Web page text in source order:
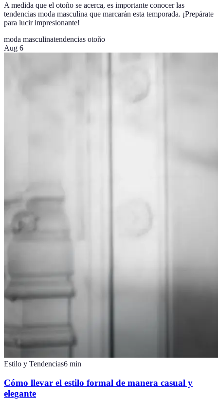
A medida que el otoño se acerca, es importante conocer las
tendencias moda masculina que marcarán esta temporada. ¡Prepárate
para lucir impresionante!
moda masculinatendencias otoño
Aug 6
Estilo y Tendencias6 min
Cómo llevar el estilo formal de manera casual y
elegante